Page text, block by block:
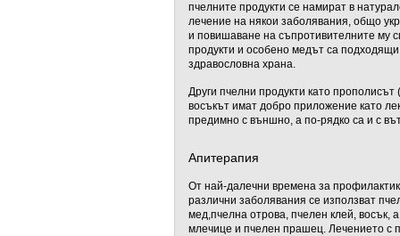
пчелните продукти се намират в
лечение на някои заболявания, общо
и повишаване на съпротивителните му
продукти и особено медът са
здравословна храна.
Други пчелни продукти като прополисът
восъкът имат добро приложение като
предимно с външно, а по-рядко са и с
Апитерапия
От най-далечни времена за
различни заболявания се използват
мед,пчелна отрова, пчелен клей, восък,
млечице и пчелен прашец. Лечението с